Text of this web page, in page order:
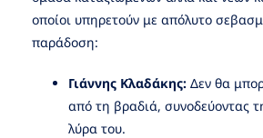
οποίοι υπηρετούν με απόλυτο
παράδοση:
Γιάννης Κλαδάκης: Δεν θα
από τη βραδιά, συνοδεύοντας
λύρα του.